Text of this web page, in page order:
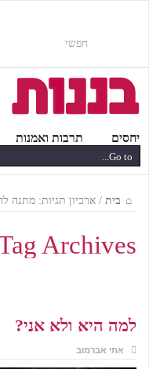
יחסים תרבות ואמנות
בית / ארכיון תגיות: מתנה
Archives:
למה היא ולא אני?
אתי אברמוב